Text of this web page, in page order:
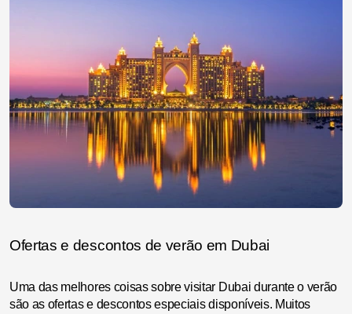
Ofertas e descontos de verão em Dubai
Uma das melhores coisas sobre visitar Dubai durante o verão
são as ofertas e descontos especiais disponíveis. Muitos